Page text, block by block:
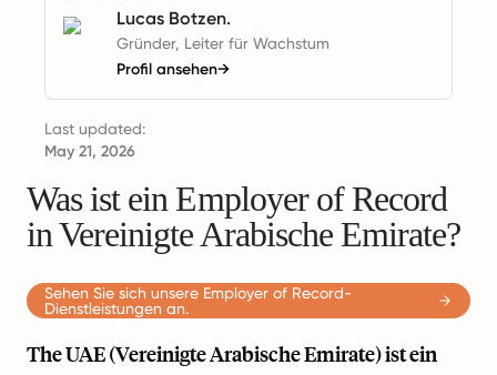
Lucas Botzen.
Gründer, Leiter für Wachstum
Profil ansehen→
Last updated:
May 21, 2026
Was ist ein Employer of Record
in Vereinigte Arabische Emirate?
Sehen Sie sich unsere Employer of Record-
Dienstleistungen an.
The UAE (Vereinigte Arabische Emirate) ist ein